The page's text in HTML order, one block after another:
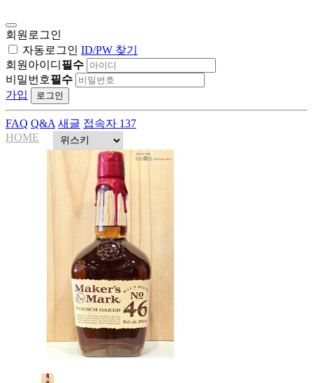
회원로그인
자동로그인 ID/PW 찾기
회원아이디 필수
비밀번호필수
가입
로그인
FAQ Q&A 새글 접속자 137
HOME